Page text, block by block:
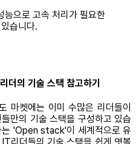
으로 고속 처리가 필요한
습니다.
더의 기술 스택 참고하기
마켓에는 이미 수많은 리더들이
만의 기술 스택을 구성하고 있습
는 'Open stack'이 세계적으로 유